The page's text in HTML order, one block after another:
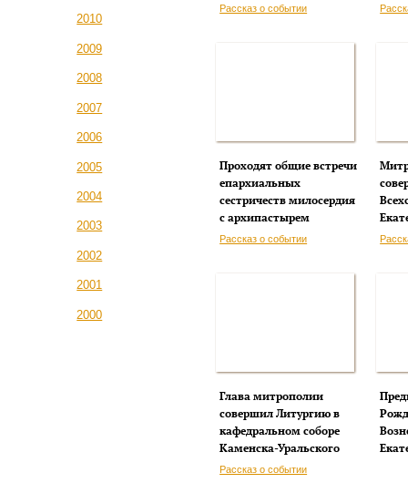
2010
2009
2008
2007
2006
2005
2004
2003
2002
2001
2000
Рассказ о событии
Проходят общие встречи
епархиальных
сестричеств милосердия
с архипастырем
Рассказ о событии
Глава митрополии
совершил Литургию в
кафедральном соборе
Каменска-Уральского
Рассказ о событии